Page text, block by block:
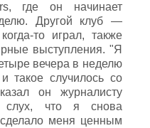
где он начинает
Другой клуб —
то играл, также
выступления. "Я
вечера в неделю
такое случилось со
он журналисту
что я снова
меня ценным